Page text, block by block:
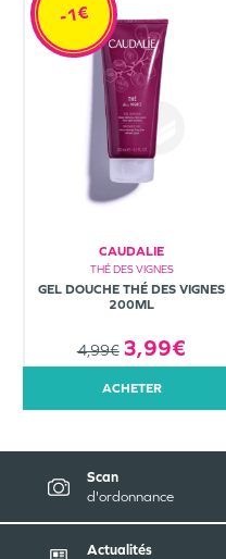
CAUDALIE
THÉ DES VIGNES
GEL DOUCHE THÉ DES VIGNES
200ML
4,99€ 3,99€
-1€
ACHETER
Scan
d'ordonnance
Actualités